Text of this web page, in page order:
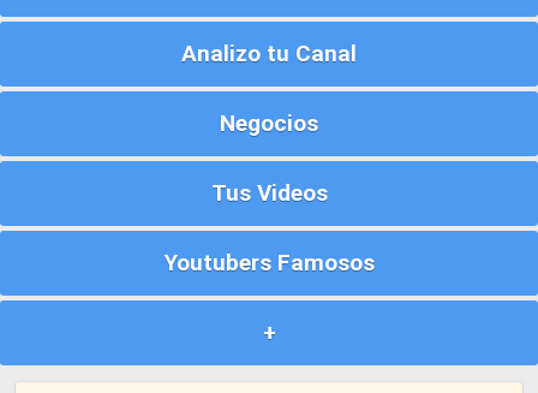
Analizo tu Canal
Negocios
Tus Videos
Youtubers Famosos
+